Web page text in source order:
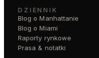
DZIENNIK
Blog o Manhattanie
Blog o Miami
Raporty rynkowe
Prasa & notatki